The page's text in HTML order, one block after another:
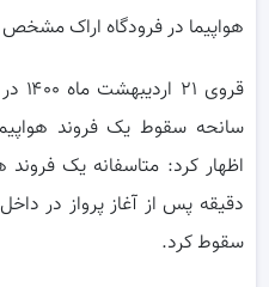
هواپیما در فرودگاه اراک
سانحه سقوط یک فروند
اظهار کرد: متاسفانه یک
دقیقه پس از آغاز پرواز در
سقوط کرد.